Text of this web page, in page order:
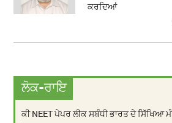
ਕਰਦਿਆਂ
ਲੋਕ-ਰਾਇ
ਕੀ NEET ਪੇਪਰ ਲੀਕ ਸਬੰਧੀ ਭਾਰਤ ਦੇ ਸਿੱਖਿਆ